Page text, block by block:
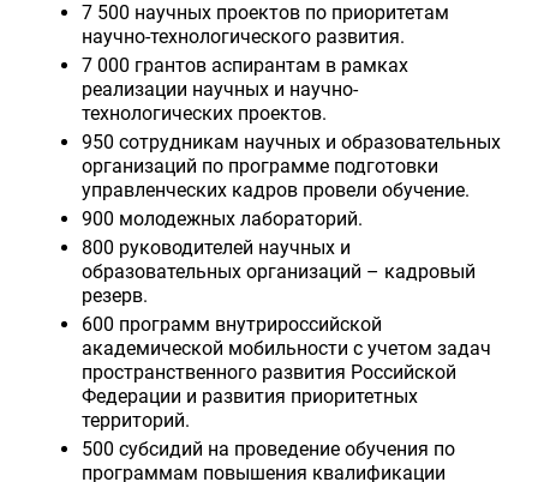
7 500 научных проектов по приоритетам
научно-технологического развития.
7 000 грантов аспирантам в рамках
реализации научных и научно-
технологических проектов.
950 сотрудникам научных и образовательных
организаций по программе подготовки
управленческих кадров провели обучение.
900 молодежных лабораторий.
800 руководителей научных и
образовательных организаций – кадровый
резерв.
600 программ внутрироссийской
академической мобильности с учетом задач
пространственного развития Российской
Федерации и развития приоритетных
территорий.
500 субсидий на проведение обучения по
программам повышения квалификации